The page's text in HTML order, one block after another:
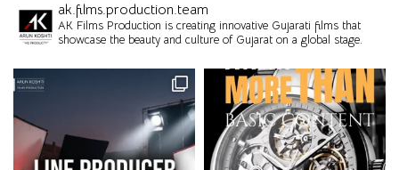
ak.films.production.team
AK Films Production is creating innovative Gujarati films that
showcase the beauty and culture of Gujarat on a global stage.